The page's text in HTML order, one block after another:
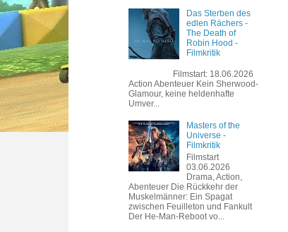
Das Sterben des
edlen Rächers -
The Death of
Robin Hood -
Filmkritik
Filmstart: 18.06.2026
Action Abenteuer Kein Sherwood-
Glamour, keine heldenhafte
Umver...
Masters of the
Universe -
Filmkritik
Filmstart
03.06.2026
Drama, Action,
Abenteuer Die Rückkehr der
Muskelmänner: Ein Spagat
zwischen Feuilleton und Fankult
Der He-Man-Reboot vo...